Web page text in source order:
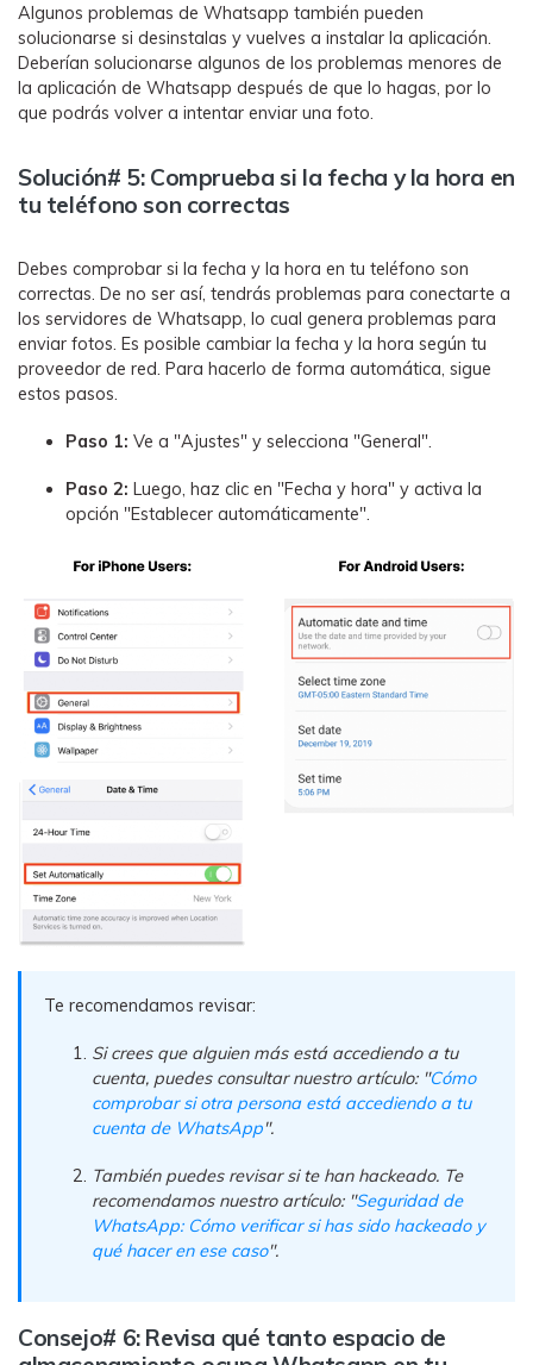
Algunos problemas de Whatsapp también pueden
solucionarse si desinstalas y vuelves a instalar la aplicación.
Deberían solucionarse algunos de los problemas menores de
la aplicación de Whatsapp después de que lo hagas, por lo
que podrás volver a intentar enviar una foto.
Solución# 5: Comprueba si la fecha y la hora en
tu teléfono son correctas
Debes comprobar si la fecha y la hora en tu teléfono son
correctas. De no ser así, tendrás problemas para conectarte a
los servidores de Whatsapp, lo cual genera problemas para
enviar fotos. Es posible cambiar la fecha y la hora según tu
proveedor de red. Para hacerlo de forma automática, sigue
estos pasos.
Paso 1: Ve a "Ajustes" y selecciona "General".
Paso 2: Luego, haz clic en "Fecha y hora" y activa la
opción "Establecer automáticamente".
Te recomendamos revisar:
Si crees que alguien más está accediendo a tu
cuenta, puedes consultar nuestro artículo: "Cómo
comprobar si otra persona está accediendo a tu
cuenta de WhatsApp".
También puedes revisar si te han hackeado. Te
recomendamos nuestro artículo: "Seguridad de
WhatsApp: Cómo verificar si has sido hackeado y
qué hacer en ese caso".
Consejo# 6: Revisa qué tanto espacio de